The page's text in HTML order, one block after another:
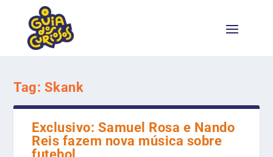
Tag: Skank
Exclusivo: Samuel Rosa e Nando
Reis fazem nova música sobre